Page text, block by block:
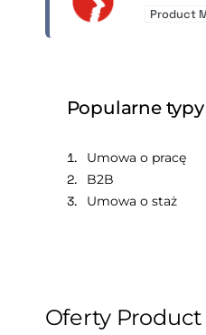
Product
Popularne
Umowa o pracę
B2B
Umowa o staż
Oferty